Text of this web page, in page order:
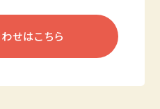
せはこちら